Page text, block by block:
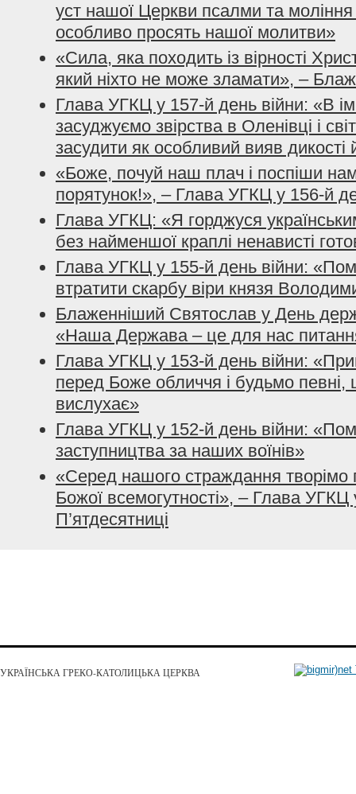
уст нашої Церкви псалми та моління
особливо просять нашої молитви»
«Сила, яка походить із вірності
який ніхто не може зламати», –
Глава УГКЦ у 157-й день війни: «В
засуджуємо звірства в Оленівці і
засудити як особливий вияв дикості
«Боже, почуй наш плач і поспіши
порятунок!», – Глава УГКЦ у 156-й
Глава УГКЦ: «Я горджуся
без найменшої краплі ненависті
Глава УГКЦ у 155-й день війни:
втратити скарбу віри князя
Блаженніший Святослав у День
«Наша Держава – це для нас
Глава УГКЦ у 153-й день війни:
перед Боже обличчя і будьмо певні,
вислухає»
Глава УГКЦ у 152-й день війни:
заступництва за наших воїнів»
«Серед нашого страждання творімо
Божої всемогутності», – Глава УГКЦ
П’ятдесятниці
УКРАЇНСЬКА ГРЕКО-КАТОЛИЦЬКА ЦЕРКВА